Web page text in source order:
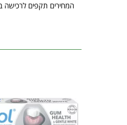
המחירים תקפים לרכישה